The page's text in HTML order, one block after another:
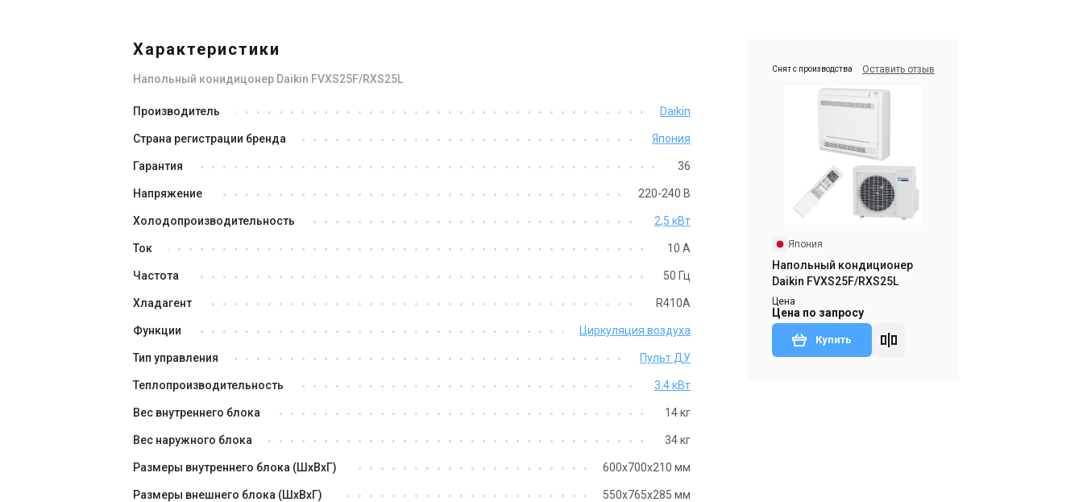
Характеристики
Напольный конидицонер Daikin FVXS25F/RXS25L
Производитель Daikin
Страна регистрации бренда Япония
Гарантия 36
Напряжение 220-240 В
Холодопроизводительность 2,5 кВт
Ток 10 А
Частота 50 Гц
Хладагент R410A
Функции Циркуляция воздуха
Тип управления Пульт ДУ
Теплопроизводительность 3.4 кВт
Вес внутреннего блока 14 кг
Вес наружного блока 34 кг
Размеры внутреннего блока (ШxВxГ) 600x700x210 мм
Размеры внешнего блока (ШxВxГ) 550x765x285 мм
Снят с производства Оставить отзыв
Япония
Напольный кондиционер
Daikin FVXS25F/RXS25L
Цена
Цена по запросу
Купить